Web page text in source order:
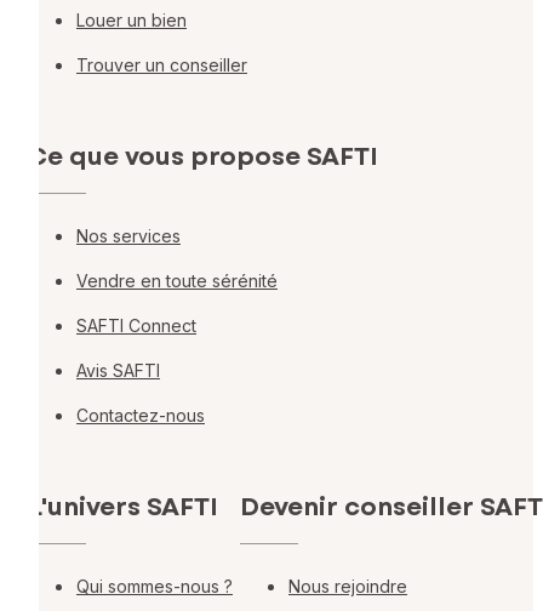
Louer un bien
Trouver un conseiller
Ce que vous propose SAFTI
Nos services
Vendre en toute sérénité
SAFTI Connect
Avis SAFTI
Contactez-nous
L'univers SAFTI
Qui sommes-nous ?
Devenir conseiller
Nous rejoindre